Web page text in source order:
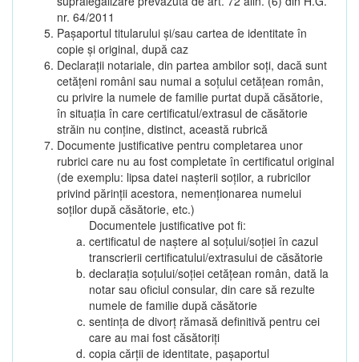
nr. 64/2011
Pașaportul titularului și/sau cartea de identitate în
copie și original, după caz
Declarații notariale, din partea ambilor soți, dacă sunt
cetățeni români sau numai a soțului cetățean român,
cu privire la numele de familie purtat după căsătorie,
în situația în care certificatul/extrasul de căsătorie
străin nu conține, distinct, această rubrică
Documente justificative pentru completarea unor
rubrici care nu au fost completate în certificatul original
(de exemplu: lipsa datei nașterii soților, a rubricilor
privind părinții acestora, nemenționarea numelui
soților după căsătorie, etc.)
Documentele justificative pot fi:
certificatul de naștere al soțului/soției în cazul
transcrierii certificatului/extrasului de căsătorie
declarația soțului/soției cetățean român, dată la
notar sau oficiul consular, din care să rezulte
numele de familie după căsătorie
sentința de divorț rămasă definitivă pentru cei
care au mai fost căsătoriți
copia cărții de identitate, pașaportul